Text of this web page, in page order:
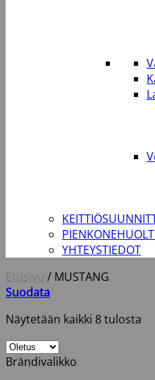
YHTEYSTIEDOT
Etusivu / MUSTANG
Suodata
Näytetään kaikki 8 tulosta
Brändivalikko